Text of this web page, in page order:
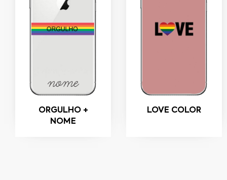
ORGULHO +
NOME
LOVE COLOR